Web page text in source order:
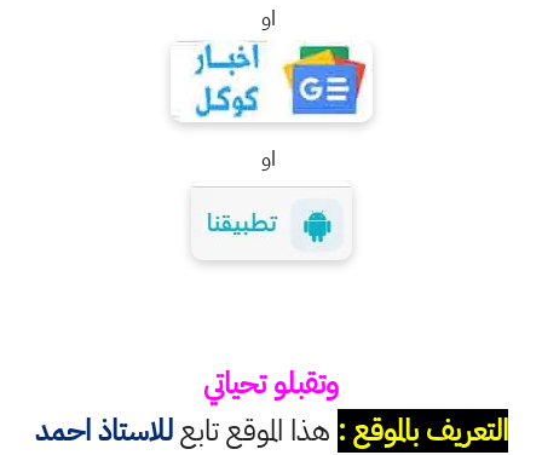
او
او
وتقبلو تحياتي
التعريف بالموقع : هذا الموقع تابعللاستاذ احمد